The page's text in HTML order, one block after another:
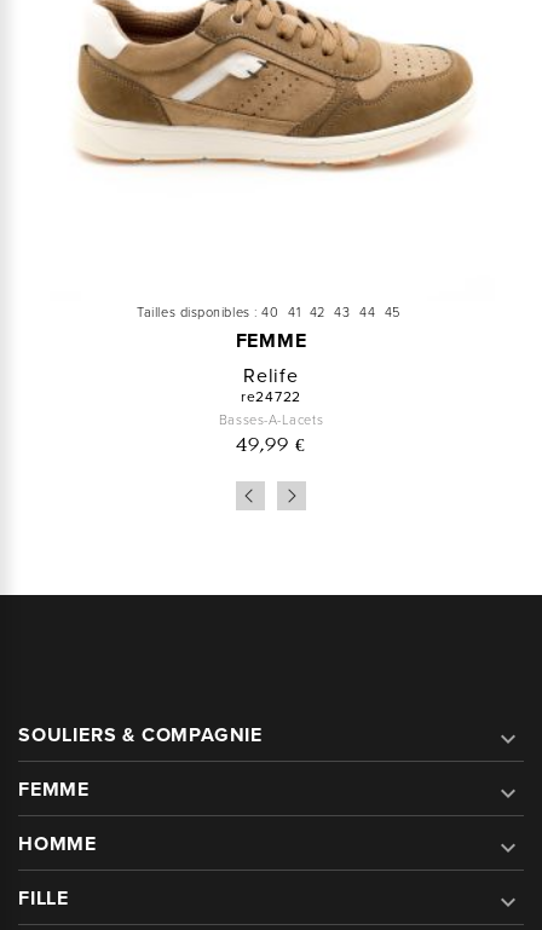
Tailles disponibles : 40 41 42 43 44 45
FEMME
Relife
re24722
Basses-A-Lacets
49,99 €
SOULIERS & COMPAGNIE 
FEMME 
HOMME 
FILLE 